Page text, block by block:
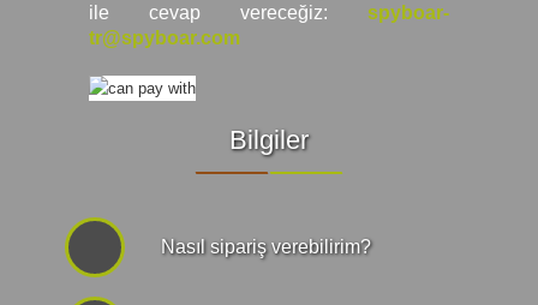
ile cevap vereceğiz:
spyboar-
tr@spyboar.com
Bilgiler
Nasıl sipariş verebilirim?